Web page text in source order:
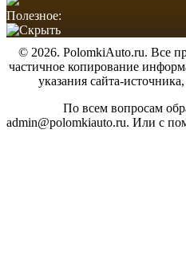
Полезное:
© 2026. PolomkiAuto.ru. Все
частичное копирование
указания сайта-
По всем вопросам
admin@polomkiauto.ru. Или с